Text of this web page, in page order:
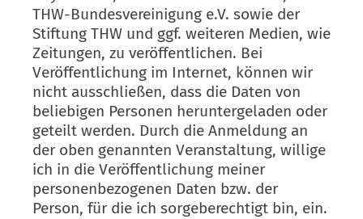
THW-Bundesvereinigung e.V. sowie der
Stiftung THW und ggf. weiteren Medien, wie
Zeitungen, zu veröffentlichen. Bei
Veröffentlichung im Internet, können wir
nicht ausschließen, dass die Daten von
beliebigen Personen heruntergeladen oder
geteilt werden. Durch die Anmeldung an
der oben genannten Veranstaltung, willige
ich in die Veröffentlichung meiner
personenbezogenen Daten bzw. der
Person, für die ich sorgeberechtigt bin, ein.